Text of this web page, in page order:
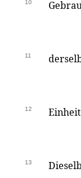
10
11
12
13